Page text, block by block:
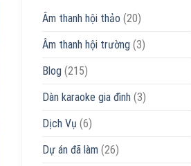
Âm thanh hội thảo (20)
Âm thanh hội trường (3)
Blog (215)
Dàn karaoke gia đình (3)
Dịch Vụ (6)
Dự án đã làm (26)